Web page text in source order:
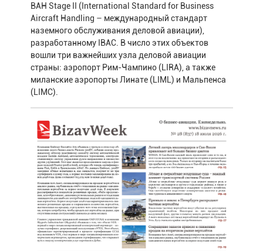
BAH Stage II (International Standard for Business
Aircraft Handling – международный стандарт
наземного обслуживания деловой авиации),
разработанному IBAC. В число этих объектов
вошли три важнейших узла деловой авиации
страны: аэропорт Рим-Чампино (LIRA), а также
миланские аэропорты Линате (LIML) и Мальпенса
(LIMC).